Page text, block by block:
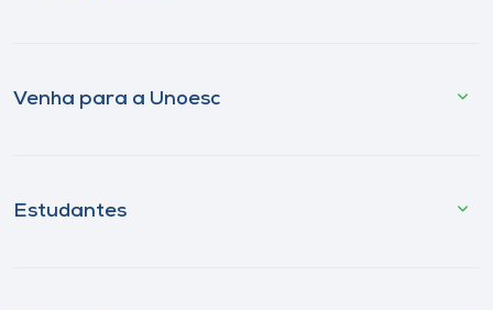
Venha para a Unoesc
Estudantes